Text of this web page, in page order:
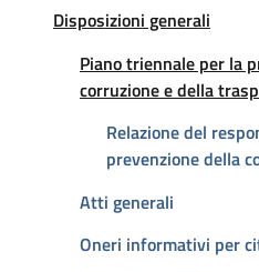
Disposizioni generali
Attivo
Piano triennale per la
corruzione e della
Attivo
Relazione del
prevenzione della
Atti generali
Oneri informativi per